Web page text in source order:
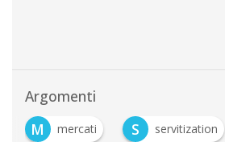
Argomenti
M mercati S servitization